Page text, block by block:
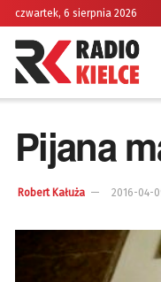
czwartek, 6 sierpnia 2026
Pijana
Robert Kałuża 2016-04-